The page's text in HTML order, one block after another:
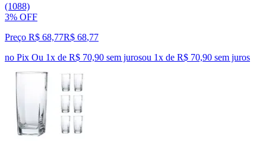
(1088)
3% OFF
Preço R$ 68,77R$ 68,77
no Pix Ou 1x de R$ 70,90 sem jurosou 1x de R$ 70,90 sem juros